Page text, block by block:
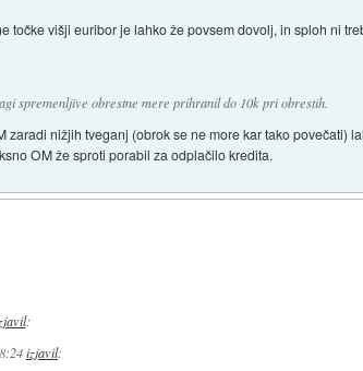
točke višji euribor je lahko že povsem dovolj, in sploh ni
spremenljive obrestne mere prihranil do 10k pri obrestih.
zaradi nižjih tveganj (obrok se ne more kar tako povečati)
OM že sproti porabil za odplačilo kredita.
:
izjavil: